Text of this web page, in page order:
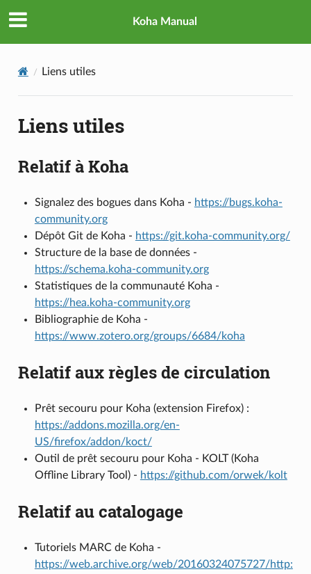
Koha Manual
Liens utiles
Liens utiles
Relatif à Koha
Signalez des bogues dans Koha - https://bugs.koha-
community.org
Dépôt Git de Koha - https://git.koha-community.org/
Structure de la base de données -
https://schema.koha-community.org
Statistiques de la communauté Koha -
https://hea.koha-community.org
Bibliographie de Koha -
https://www.zotero.org/groups/6684/koha
Relatif aux règles de circulation
Prêt secouru pour Koha (extension Firefox) :
https://addons.mozilla.org/en-
US/firefox/addon/koct/
Outil de prêt secouru pour Koha - KOLT (Koha
Offline Library Tool) - https://github.com/orwek/kolt
Relatif au catalogage
Tutoriels MARC de Koha -
https://web.archive.org/web/20160324075727/http: